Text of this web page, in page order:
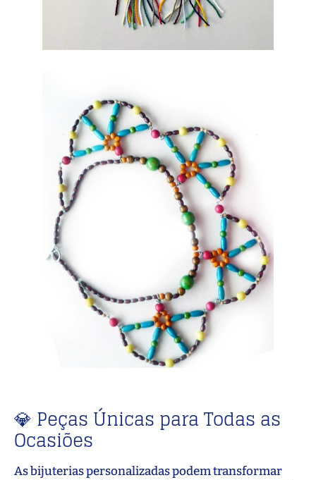
💎 Peças Únicas para Todas as
Ocasiões
As bijuterias personalizadas podem transformar